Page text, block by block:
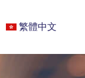
繁體中文